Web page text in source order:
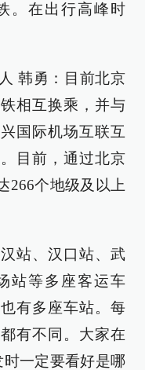
。在出行高峰时
韩勇：目前北京
相互换乘，并与
国际机场互联互
目前，通过北京
266个地级及以上
站、汉口站、武
站等多座客运车
有多座车站。每
有不同。大家在
一定要看好是哪